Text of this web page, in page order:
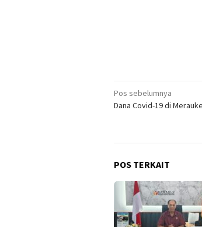
Navigasi
pos
Pos sebelumnya
Dana Covid-19 di
POS TERKAIT